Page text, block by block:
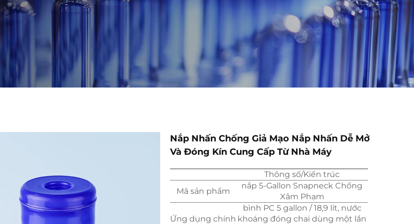
Nắp Nhấn Chống Giả Mạo Nắp Nhấn Dễ Mở
Và Đóng Kín Cung Cấp Từ Nhà Máy
Thông số/Kiến trúc
Mã sản phẩm
nắp 5-Gallon Snapneck Chống
Xâm Phạm
Ứng dụng chính
bình PC 5 gallon / 18,9 lít, nước
khoáng đóng chai dùng một lần